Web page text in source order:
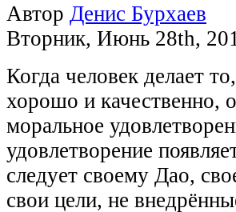
Автор Денис Бурхаев
Вторник, Июнь 28th,
Когда человек делает
хорошо и качественно,
моральное
удовлетворение
следует своему Дао,
свои цели, не